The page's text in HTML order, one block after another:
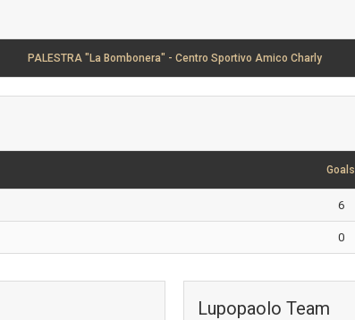
PALESTRA "La Bombonera" - Centro Sportivo Amico Charly
Goals
6
0
Lupopaolo Team